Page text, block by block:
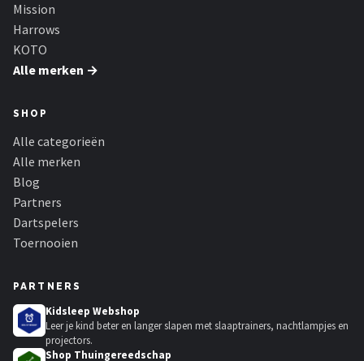
Mission
Harrows
KOTO
Alle merken →
SHOP
Alle categorieën
Alle merken
Blog
Partners
Dartspelers
Toernooien
PARTNERS
Kidsleep Webshop
Leer je kind beter en langer slapen met slaaptrainers, nachtlampjes en
projectors.
Shop Thuingereedschap